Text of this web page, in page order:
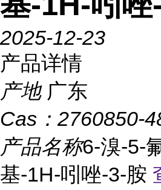
2025-12-23
产品详情
产地 广东
Cas： 2760850-
产品名称6-溴-5-
基-1H-吲唑-3-胺